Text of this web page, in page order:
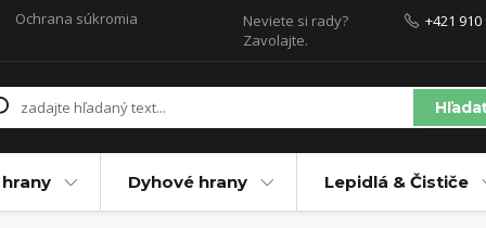
Ochrana súkromia
Neviete si rady?
Zavolajte.
+421 910
Dyhové hrany Lepidlá & Čističe